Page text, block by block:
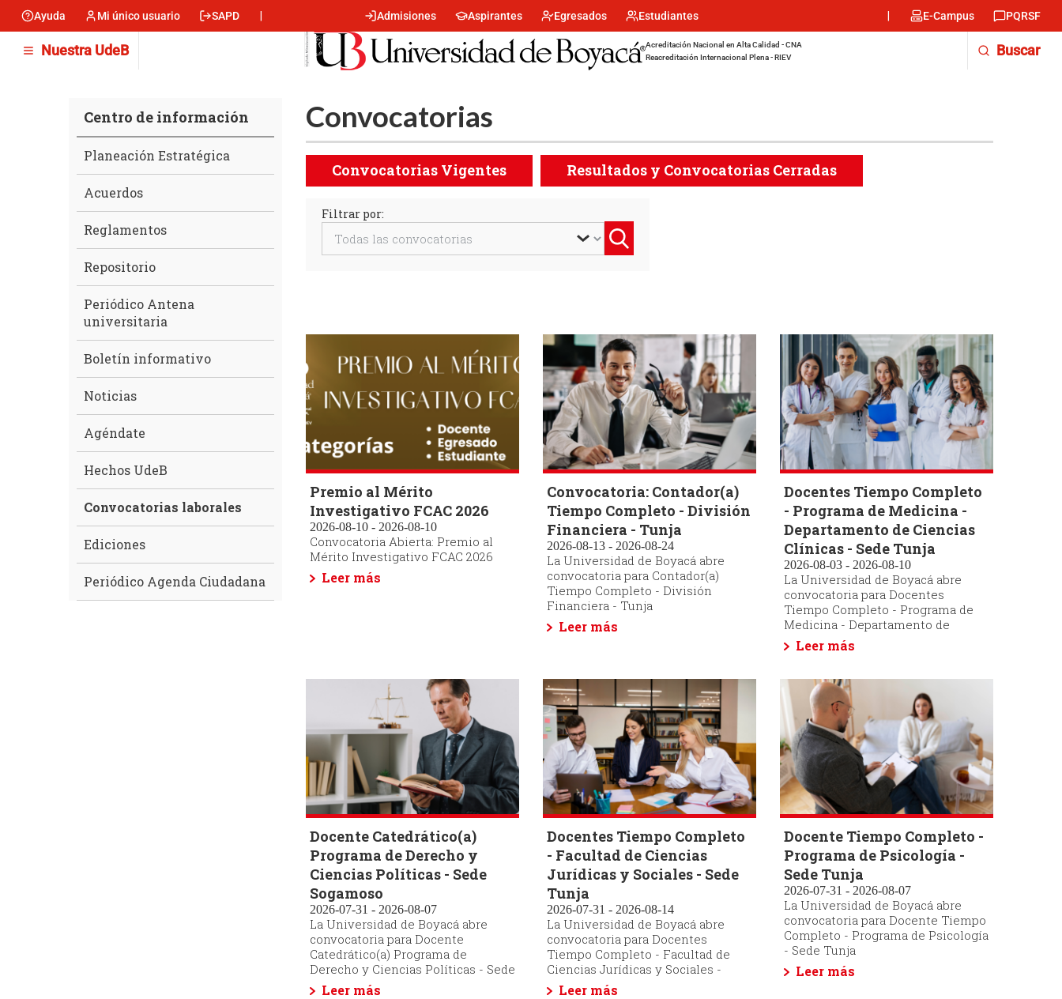
contenido
principal
Menu
Ayuda Mi único usuario SAPD
Menu
encabezado
-
Centro
Admisiones Aspirantes Egresados Estudiantes
Menu
encabezado
E-Campus PQRSF
Nuestra UdeB
Acreditación Nacional en Alta Calidad - CNA
Reacreditación Internacional Plena - RIEV
Buscar
Centro de información
Centro
de
información
Planeación Estratégica
Acuerdos
Reglamentos
Repositorio
Periódico Antena
universitaria
Boletín informativo
Noticias
Agéndate
Hechos UdeB
Convocatorias laborales
Ediciones
Periódico Agenda Ciudadana
Convocatorias
Menú
Convocatorias
Convocatorias Vigentes Resultados y Convocatorias Cerradas
Filtrar por:
Premio al Mérito
Investigativo FCAC 2026
2026-08-10 - 2026-08-10
Convocatoria Abierta: Premio al
Mérito Investigativo FCAC 2026
Leer más
Convocatoria: Contador(a)
Tiempo Completo - División
Financiera - Tunja
2026-08-13 - 2026-08-24
La Universidad de Boyacá abre
convocatoria para Contador(a)
Tiempo Completo - División
Financiera - Tunja
Leer más
Docentes Tiempo Completo
- Programa de Medicina -
Departamento de Ciencias
Clínicas - Sede Tunja
2026-08-03 - 2026-08-10
La Universidad de Boyacá abre
convocatoria para Docentes
Tiempo Completo - Programa de
Medicina - Departamento de
Leer más
Docente Catedrático(a)
Programa de Derecho y
Ciencias Políticas - Sede
Sogamoso
2026-07-31 - 2026-08-07
La Universidad de Boyacá abre
convocatoria para Docente
Catedrático(a) Programa de
Derecho y Ciencias Políticas - Sede
Leer más
Docentes Tiempo Completo
- Facultad de Ciencias
Jurídicas y Sociales - Sede
Tunja
2026-07-31 - 2026-08-14
La Universidad de Boyacá abre
convocatoria para Docentes
Tiempo Completo - Facultad de
Ciencias Jurídicas y Sociales -
Leer más
Docente Tiempo Completo -
Programa de Psicología -
Sede Tunja
2026-07-31 - 2026-08-07
La Universidad de Boyacá abre
convocatoria para Docente Tiempo
Completo - Programa de Psicología
- Sede Tunja
Leer más